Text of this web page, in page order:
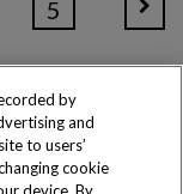
5
by
and
to users’
cookie